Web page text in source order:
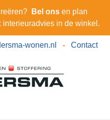
Bel ons en plan
in de winkel.
wonen.nl - Contact